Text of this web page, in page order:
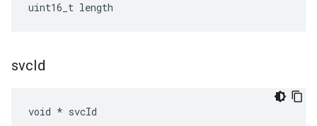
uint16_t length
svcId
void * svcId